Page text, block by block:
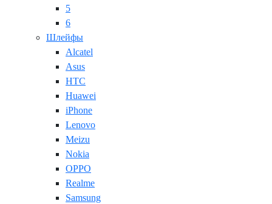
5
6
Шлейфы
Alcatel
Asus
HTC
Huawei
iPhone
Lenovo
Meizu
Nokia
OPPO
Realme
Samsung